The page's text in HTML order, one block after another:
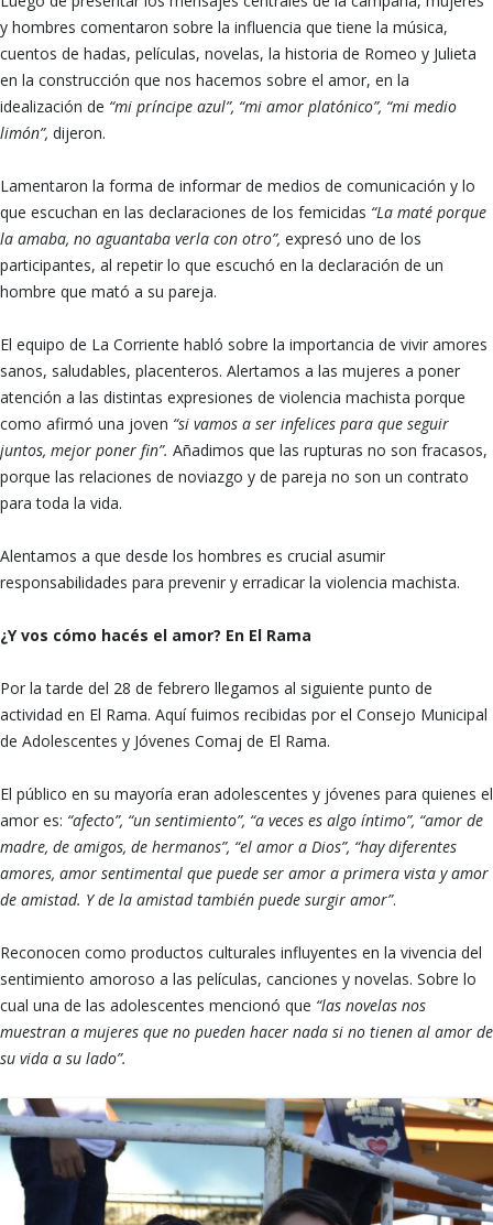
y hombres comentaron sobre la influencia que tiene la música,
cuentos de hadas, películas, novelas, la historia de Romeo y Julieta
en la construcción que nos hacemos sobre el amor, en la
idealización de “mi príncipe azul”, “mi amor platónico”, “mi medio
limón”, dijeron.
Lamentaron la forma de informar de medios de comunicación y lo
que escuchan en las declaraciones de los femicidas “La maté porque
la amaba, no aguantaba verla con otro”, expresó uno de los
participantes, al repetir lo que escuchó en la declaración de un
hombre que mató a su pareja.
El equipo de La Corriente habló sobre la importancia de vivir amores
sanos, saludables, placenteros. Alertamos a las mujeres a poner
atención a las distintas expresiones de violencia machista porque
como afirmó una joven “si vamos a ser infelices para que seguir
juntos, mejor poner fin”. Añadimos que las rupturas no son fracasos,
porque las relaciones de noviazgo y de pareja no son un contrato
para toda la vida.
Alentamos a que desde los hombres es crucial asumir
responsabilidades para prevenir y erradicar la violencia machista.
¿Y vos cómo hacés el amor? En El Rama
Por la tarde del 28 de febrero llegamos al siguiente punto de
actividad en El Rama. Aquí fuimos recibidas por el Consejo Municipal
de Adolescentes y Jóvenes Comaj de El Rama.
El público en su mayoría eran adolescentes y jóvenes para quienes el
amor es: “afecto”, “un sentimiento”, “a veces es algo íntimo”, “amor de
madre, de amigos, de hermanos”, “el amor a Dios”, “hay diferentes
amores, amor sentimental que puede ser amor a primera vista y amor
de amistad. Y de la amistad también puede surgir amor”.
Reconocen como productos culturales influyentes en la vivencia del
sentimiento amoroso a las películas, canciones y novelas. Sobre lo
cual una de las adolescentes mencionó que “las novelas nos
muestran a mujeres que no pueden hacer nada si no tienen al amor de
su vida a su lado”.